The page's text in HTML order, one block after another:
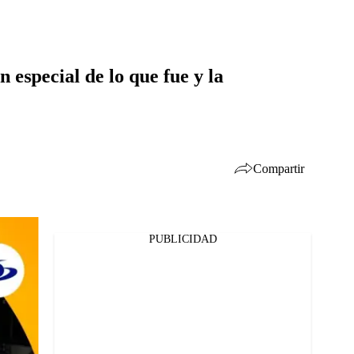
especial de lo que fue y la
Compartir
PUBLICIDAD